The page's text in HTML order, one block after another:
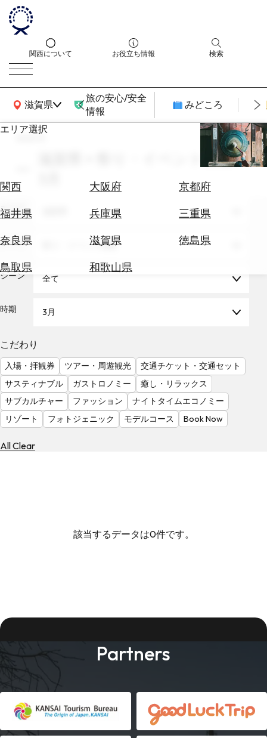
関西について お役立ち情報 検索
滋賀県
関西広域MAP
旅の安心/安全
情報
みどころ
エリア選択
関西 大阪府
京都府
福井県
兵庫県
三重県
奈良県
滋賀県
徳島県
鳥取県
和歌山県
エ
券
テ
を
る
気
を
見
る
search
滋賀県 × 祭り・イベント体験 ×
エリア
テーマ 祭り・イベント体験
シーン 全て
時期 3月
こだわり
入場・拝観券 ツアー・周遊観光
交通チケット・交通セット
サスティナブル
ガストロノミー
癒し・リラックス
サブカルチャー
ファッション
ナイトタイムエコノミー
リゾート
フォトジェニック モデルコース Book Now
All Clear
該当するデータは0件です。
Partners